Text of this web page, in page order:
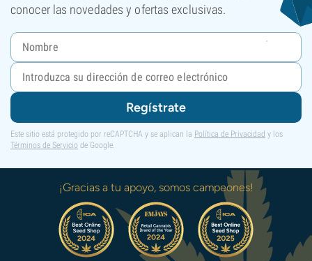
conocer las novedades y ofertas exclusivas.
Regístrate
Este sitio está protegido por reCAPTCHA y se aplican la Política de Privacidad y los
Términos de Servicio de Google.
¡Gracias a tu apoyo, somos campeones!